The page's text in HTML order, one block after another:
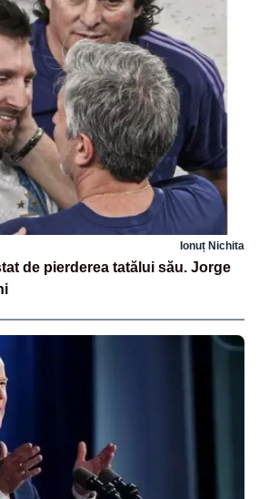
Ionuț Nichita
de pierderea tatălui său. Jorge